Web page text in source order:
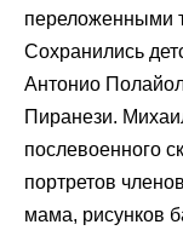
переложенными
Сохранились
Антонио
Пиранези.
послевоенного
портретов
мама, рисунков